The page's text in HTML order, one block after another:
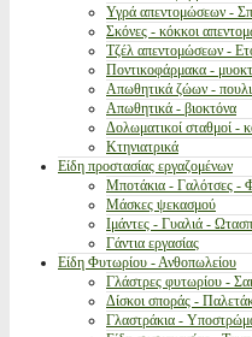
Υγρά απεντομώσεων -
Σκόνες - κόκκοι
Τζέλ απεντομώσεων -
Ποντικοφάρμακα -
Απωθητικά ζώων -
Απωθητικά - βιοκτόνα
Δολωματικοί σταθμοί -
Κτηνιατρικά
Είδη προστασίας εργαζομένων
Μποτάκια - Γαλότσες -
Μάσκες ψεκασμού
Ιμάντες - Γυαλιά -
Γάντια εργασίας
Είδη Φυτωρίου - Ανθοπωλείου
Γλάστρες φυτωρίου -
Δίσκοι σποράς -
Γλαστράκια -